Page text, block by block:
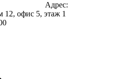
Адрес:
12, офис 5, этаж 1